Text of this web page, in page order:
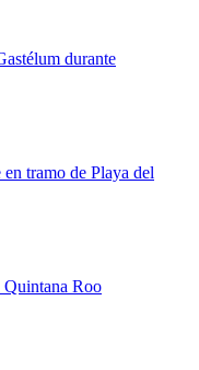
durante
tramo de Playa del
Quintana Roo